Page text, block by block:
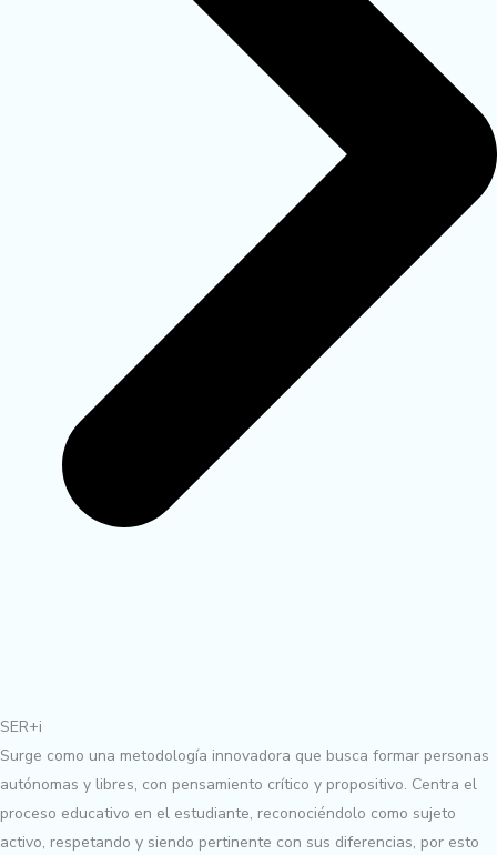
SER+i
Surge como una metodología innovadora que busca formar personas
autónomas y libres, con pensamiento crítico y propositivo. Centra el
proceso educativo en el estudiante, reconociéndolo como sujeto
activo, respetando y siendo pertinente con sus diferencias, por esto